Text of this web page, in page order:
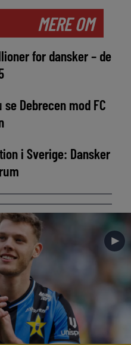
MERE OM
for dansker – de
se Debrecen mod FC
i Sverige: Dansker
►